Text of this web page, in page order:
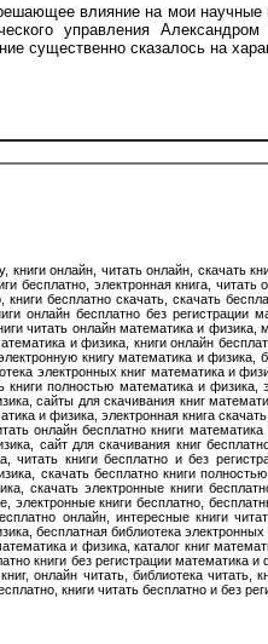
влияние на мои научные
управления
существенно сказалось на
книги онлайн, читать онлайн, скачать
бесплатно, электронная книга,
книги бесплатно скачать, скачать
онлайн бесплатно без
читать онлайн математика и
и физика, книги онлайн
книгу математика и
электронных книг математика и
книги полностью математика и физика,
сайты для скачивания книг
и физика, электронная книга
онлайн бесплатно книги
сайт для скачивания книг
читать книги бесплатно и без
скачать бесплатно книги
скачать электронные книги
электронные книги бесплатно,
онлайн, интересные книги
бесплатная библиотека
и физика, каталог книг
книги без регистрации математика
онлайн читать, библиотека читать,
книги читать бесплатно и без